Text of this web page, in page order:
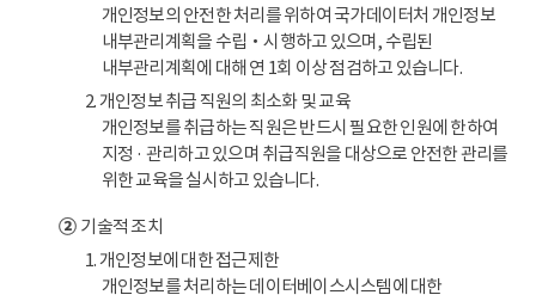
개인정보의 안전한 처리를 위하여 국가데이터처 개인정보
내부관리계획을 수립‧시행하고 있으며, 수립된
내부관리계획에 대해 연 1회 이상 점검하고 있습니다.
2. 개인정보 취급 직원의 최소화 및 교육
개인정보를 취급하는 직원은 반드시 필요한 인원에 한하여
지정 · 관리하고 있으며 취급직원을 대상으로 안전한 관리를
위한 교육을 실시하고 있습니다.
②기술적 조치
1. 개인정보에 대한 접근제한
개인정보를 처리하는 데이터베이스시스템에 대한